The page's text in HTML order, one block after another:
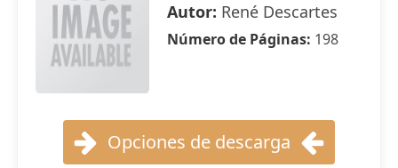
Autor: René Descartes
Número de Páginas: 198
Opciones de descarga